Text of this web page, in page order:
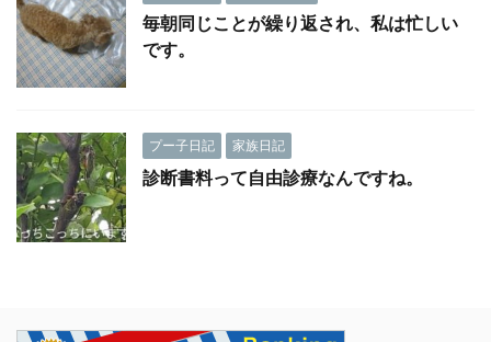
毎朝同じことが繰り返され、私は忙しい
です。
プー子日記 家族日記
診断書料って自由診療なんですね。